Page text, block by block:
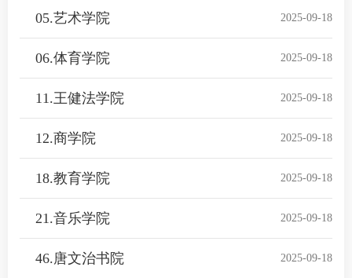
05.艺术学院 2025-09-18
06.体育学院 2025-09-18
11.王健法学院 2025-09-18
12.商学院 2025-09-18
18.教育学院 2025-09-18
21.音乐学院 2025-09-18
46.唐文治书院 2025-09-18